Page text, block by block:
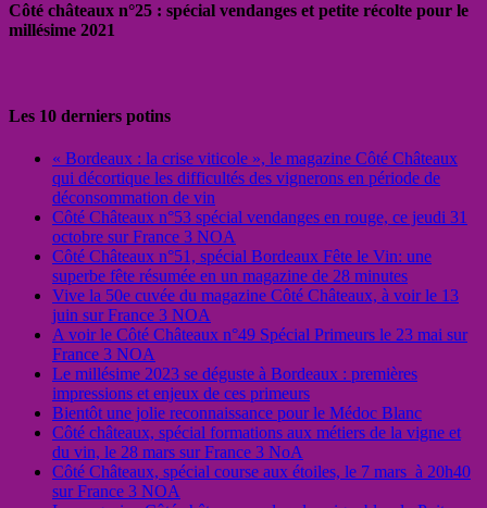
Côté châteaux n°25 : spécial vendanges et petite récolte pour le
millésime 2021
Les 10 derniers potins
« Bordeaux : la crise viticole », le magazine Côté Châteaux
qui décortique les difficultés des vignerons en période de
déconsommation de vin
Côté Châteaux n°53 spécial vendanges en rouge, ce jeudi 31
octobre sur France 3 NOA
Côté Châteaux n°51, spécial Bordeaux Fête le Vin: une
superbe fête résumée en un magazine de 28 minutes
Vive la 50e cuvée du magazine Côté Châteaux, à voir le 13
juin sur France 3 NOA
A voir le Côté Châteaux n°49 Spécial Primeurs le 23 mai sur
France 3 NOA
Le millésime 2023 se déguste à Bordeaux : premières
impressions et enjeux de ces primeurs
Bientôt une jolie reconnaissance pour le Médoc Blanc
Côté châteaux, spécial formations aux métiers de la vigne et
du vin, le 28 mars sur France 3 NoA
Côté Châteaux, spécial course aux étoiles, le 7 mars à 20h40
sur France 3 NOA